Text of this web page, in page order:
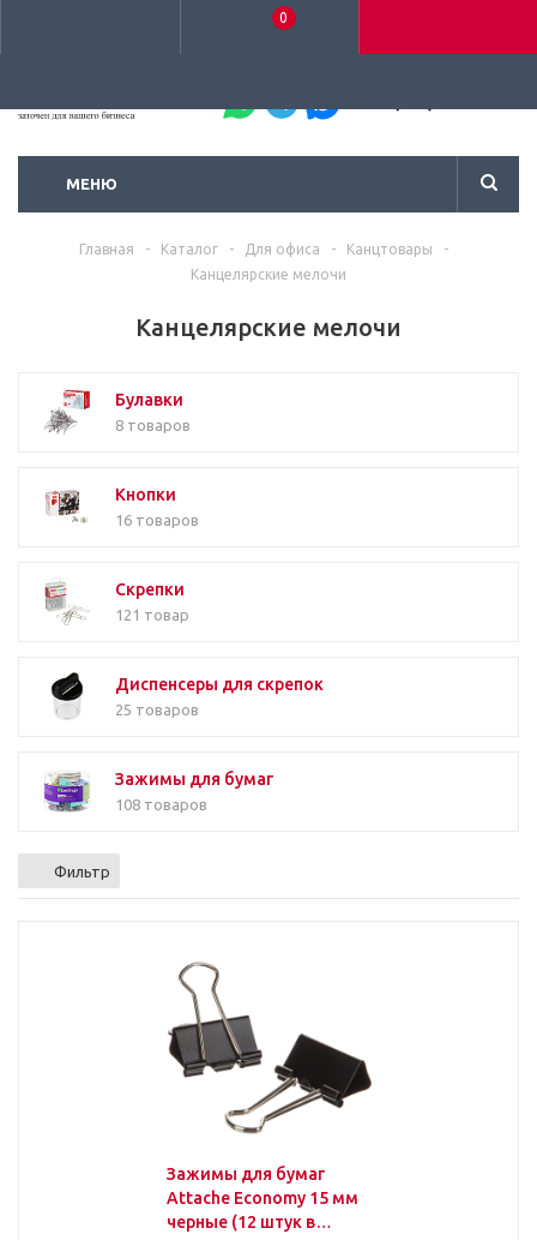
0
МЕНЮ
Главная - Каталог - Для офиса - Канцтовары
-
Канцелярские мелочи
Канцелярские мелочи
Булавки
8 товаров
Кнопки
16 товаров
Скрепки
121 товар
Диспенсеры для скрепок
25 товаров
Зажимы для бумаг
108 товаров
Фильтр
Зажимы для бумаг
Attache Economy 15 мм
черные (12 штук в